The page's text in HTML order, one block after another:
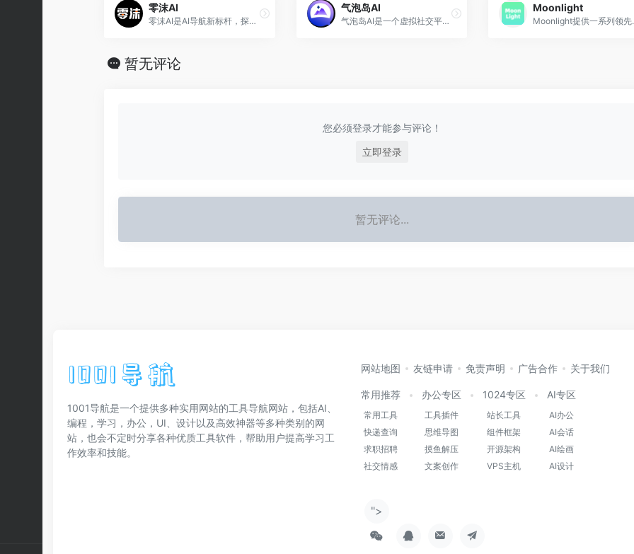
零沫AI
零沫AI是AI导航新标杆，探索全球实用AI工具，AI，AI工具导航，ai工具大全，AI工具箱，AI工具，AI导航，ChatGPT，AI搜索，AI写作，AI绘画，AI作曲，AI视频，AI剪辑，AI动画，AI3D，AI聊天机器人，AI生命科学，AI游戏，文转音，音转文，文生图，文生视，生成式AI，人工智能生成内容
气泡岛AI
气泡岛AI是一个虚拟社交平台，它允许用户与AI角色进行互动和对话。
Moonlight
Moonlight提供一系列领先的人工智能技术和工具，涵盖了大模型
暂无评论
您必须登录才能参与评论！
立即登录
暂无评论...
1001导航是一个提供多种实用网站的工具导航网站，包括AI、
编程，学习，办公，UI、设计以及高效神器等多种类别的网
站，也会不定时分享各种优质工具软件，帮助用户提高学习工
作效率和技能。
网站地图 友链申请 免责声明 广告合作 关于我们
常用推荐
常用工具
快递查询
求职招聘
社交情感
办公专区
工具插件
思维导图
摸鱼解压
文案创作
1024专区
站长工具
组件框架
开源架构
VPS主机
AI专区
AI办公
AI会话
AI绘画
AI设计
">